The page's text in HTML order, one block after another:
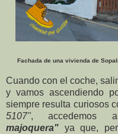
Fachada de una vivienda de
Cuando con el coche,
y vamos ascendiendo
siempre resulta curiosos
5107",
majoquera" ya que,